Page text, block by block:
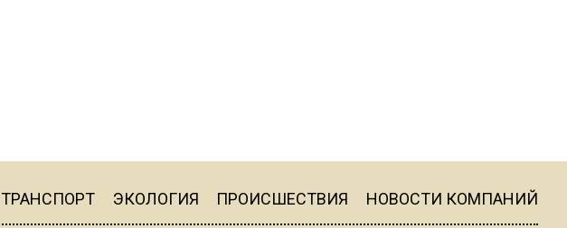
литров дождя на
ТРАНСПОРТ ЭКОЛОГИЯ ПРОИСШЕСТВИЯ НОВОСТИ КОМПАНИЙ